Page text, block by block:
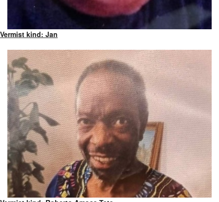
Vermist kind: Jan